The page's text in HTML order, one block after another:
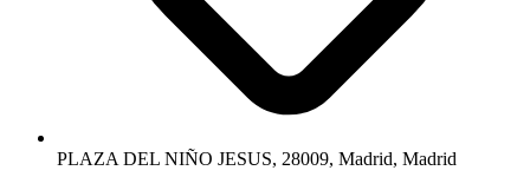
PLAZA DEL NIÑO JESUS, 28009, Madrid, Madrid